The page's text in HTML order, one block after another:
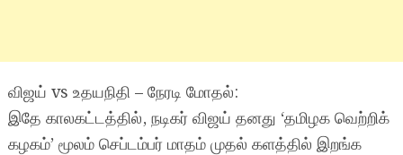
விஜய் vs உதயநிதி – நேரடி மோதல்:
இதே காலகட்டத்தில், நடிகர் விஜய் தனது ‘தமிழக வெற்றிக்
கழகம்’ மூலம் செப்டம்பர் மாதம் முதல் களத்தில் இறங்க